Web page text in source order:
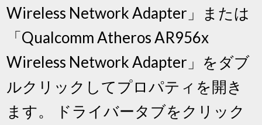
Wireless Network Adapter」または
「Qualcomm Atheros AR956x
Wireless Network Adapter」をダブ
ルクリックしてプロパティを開き
ます。 ドライバータブをクリック